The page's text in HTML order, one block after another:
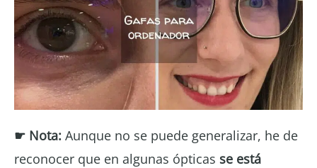
☛ Nota: Aunque no se puede generalizar, he de
reconocer que en algunas ópticas se está